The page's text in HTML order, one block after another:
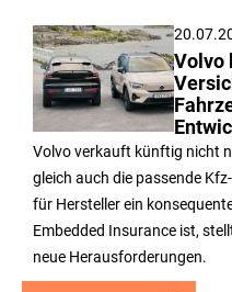
Volvo
Volvo verkauft künftig nicht
gleich auch die passende
für Hersteller ein
Embedded Insurance ist,
neue Herausforderungen.